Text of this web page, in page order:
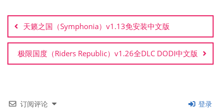
章
导
航
天籁之国（Symphonia）v1.13免安装中文版
极限国度（Riders Republic）v1.26全DLC DODI中文版
订阅评论 登录